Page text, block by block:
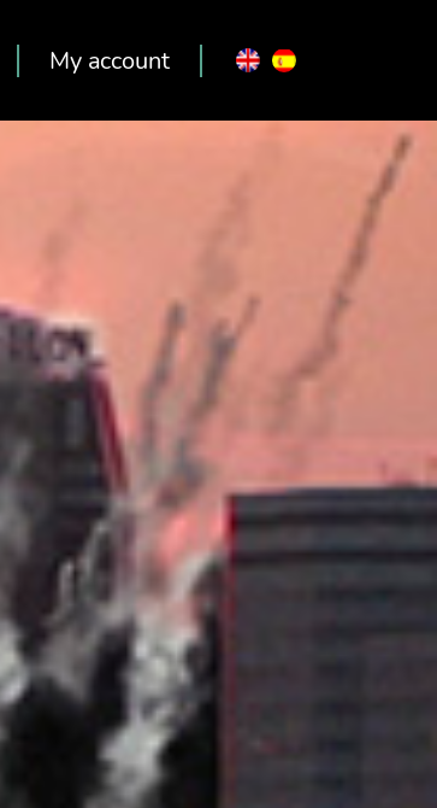
My account